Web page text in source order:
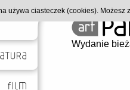
Wydanie
używa ciasteczek (cookies).